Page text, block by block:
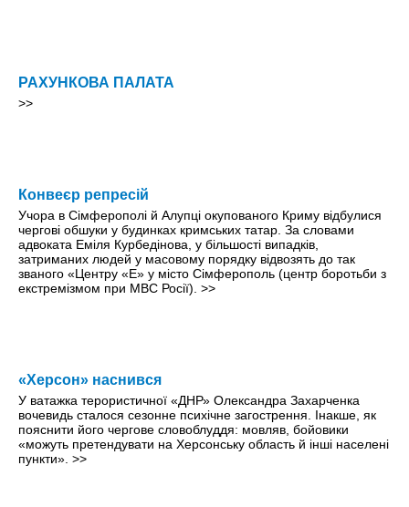
РАХУНКОВА ПАЛАТА
>>
Конвеєр репресій
Учора в Сімферополі й Алупці окупованого Криму відбулися
чергові обшуки у будинках кримських татар. За словами
адвоката Еміля Курбедінова, у більшості випадків,
затриманих людей у масовому порядку відвозять до так
званого «Центру «Е» у місто Сімферополь (центр боротьби з
екстремізмом при МВС Росії). >>
«Херсон» наснився
У ватажка терористичної «ДНР» Олександра Захарченка
вочевидь сталося сезонне психічне загострення. Інакше, як
пояснити його чергове словоблуддя: мовляв, бойовики
«можуть претендувати на Херсонську область й інші населені
пункти». >>